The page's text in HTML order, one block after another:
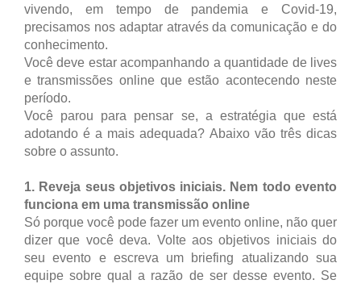
vivendo, em tempo de pandemia e Covid-19,
precisamos nos adaptar através da comunicação e do
conhecimento.
Você deve estar acompanhando a quantidade de lives
e transmissões online que estão acontecendo neste
período.
Você parou para pensar se, a estratégia que está
adotando é a mais adequada? Abaixo vão três dicas
sobre o assunto.
1. Reveja seus objetivos iniciais. Nem todo evento
funciona em uma transmissão online
Só porque você pode fazer um evento online, não quer
dizer que você deva. Volte aos objetivos iniciais do
seu evento e escreva um briefing atualizando sua
equipe sobre qual a razão de ser desse evento. Se